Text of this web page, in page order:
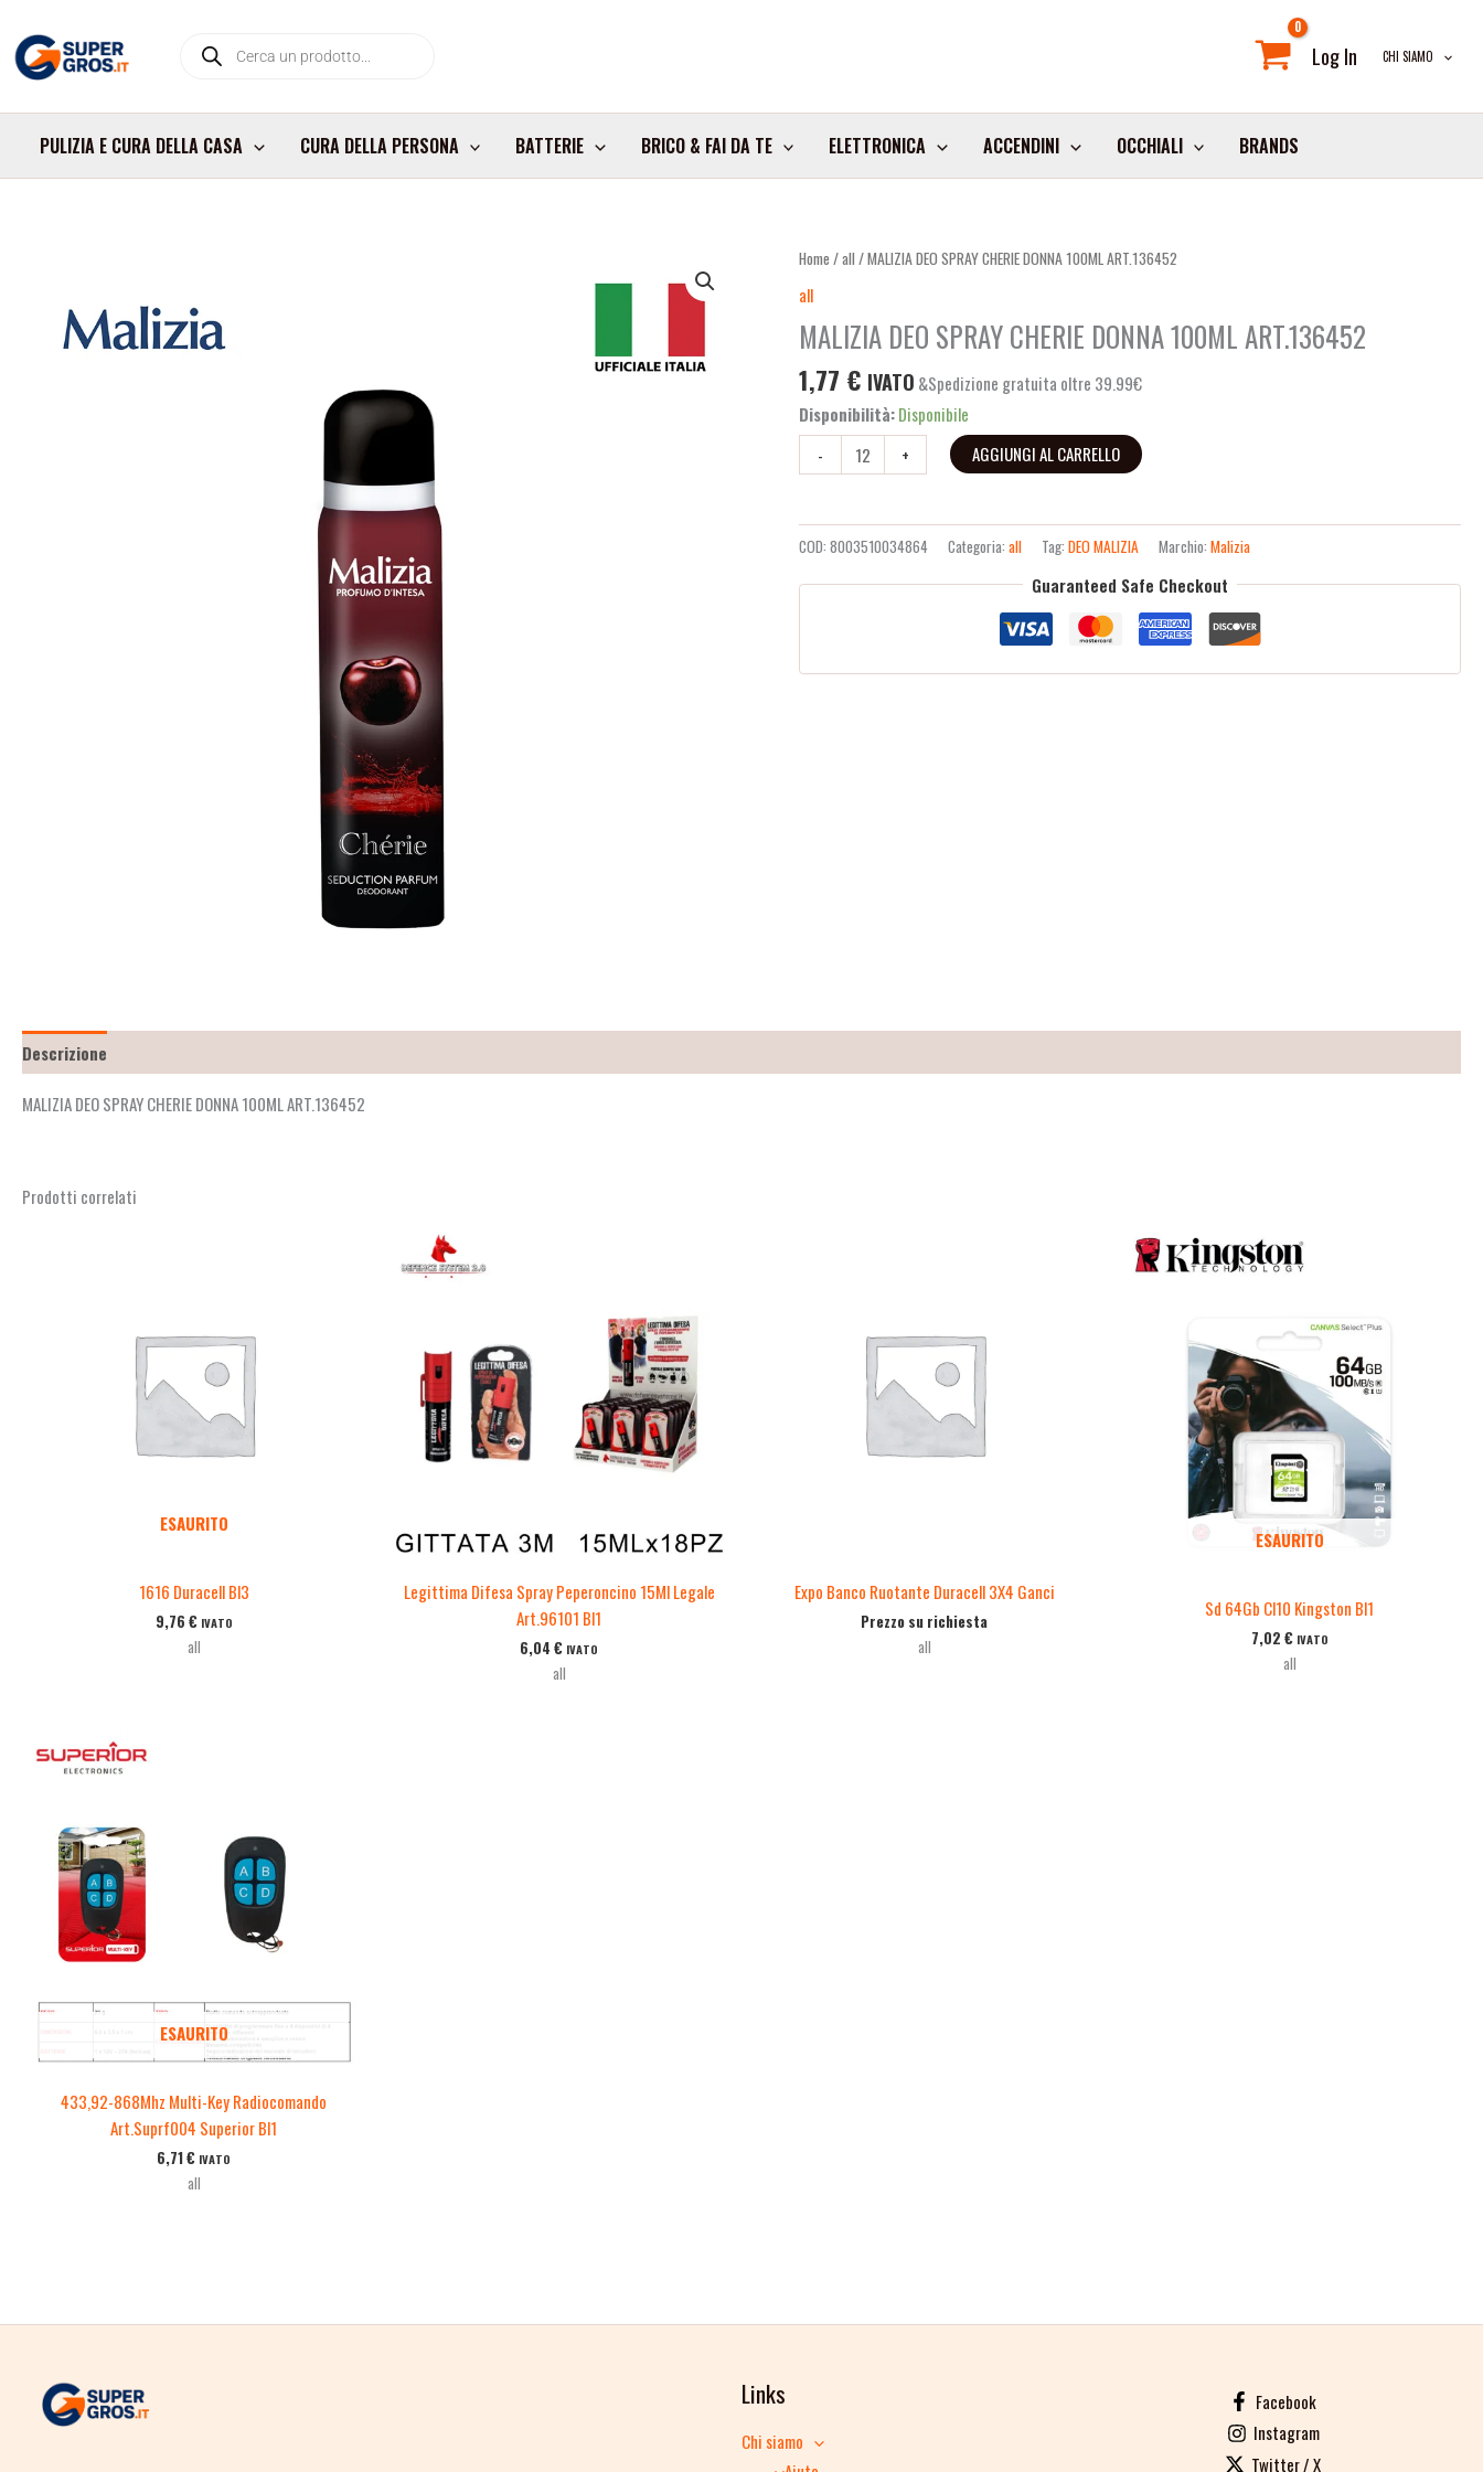
contenuto
search Log In CHI SIAMO
PULIZIA E CURA DELLA CASA CURA DELLA PERSONA BATTERIE BRICO & FAI DA TE ELETTRONICA ACCENDINI OCCHIALI BRANDS
Home /all / MALIZIA DEO SPRAY CHERIE DONNA 100ML ART.136452
all
MALIZIA DEO SPRAY CHERIE DONNA 100ML ART.136452
1,77 € IVATO &Spedizione gratuita oltre 39.99€
Disponibilità:Disponibile
-
MALIZIA
DEO
SPRAY
CHERIE
100ML
ART.136452
quantità
+ AGGIUNGI AL CARRELLO
COD:8003510034864 Categoria:all Tag:DEO MALIZIA Marchio:Malizia
Guaranteed Safe Checkout
Descrizione
MALIZIA DEO SPRAY CHERIE DONNA 100ML ART.136452
Prodotti correlati
ESAURITO
1616 Duracell Bl3
9,76 € IVATO
all
Legittima Difesa Spray Peperoncino 15Ml Legale
Art.96101 Bl1
6,04 € IVATO
all
Expo Banco Ruotante Duracell 3X4 Ganci
Prezzo su richiesta
all
ESAURITO
Sd 64Gb Cl10 Kingston Bl1
7,02 € IVATO
all
ESAURITO
433,92-868Mhz Multi-Key Radiocomando
Art.Suprf004 Superior Bl1
6,71€ IVATO
all
Links
Chi siamo
Facebook
Instagram
Twitter / X